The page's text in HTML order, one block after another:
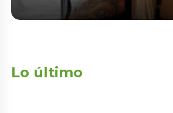
Lo último